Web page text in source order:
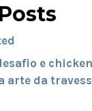
e
arte da